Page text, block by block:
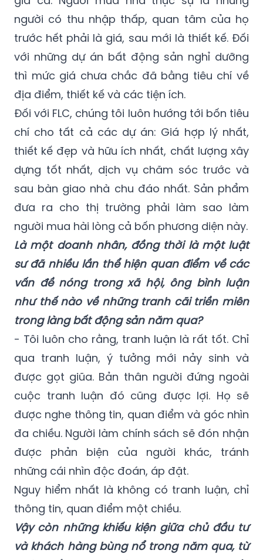
dụ như đối với dự án nhà ở thu nhập thấp.
Tiêu chí hàng đầu đối với dự án loại này là
giá cả. Người mua nhà thực sự là những
người có thu nhập thấp, quan tâm của họ
trước hết phải là giá, sau mới là thiết kế. Đối
với những dự án bất động sản nghỉ dưỡng
thì mức giá chưa chắc đã bằng tiêu chí về
địa điểm, thiết kế và các tiện ích.
Đối với FLC, chúng tôi luôn hướng tới bốn tiêu
chí cho tất cả các dự án: Giá hợp lý nhất,
thiết kế đẹp và hữu ích nhất, chất lượng xây
dựng tốt nhất, dịch vụ chăm sóc trước và
sau bàn giao nhà chu đáo nhất. Sản phẩm
đưa ra cho thị trường phải làm sao làm
người mua hài lòng cả bốn phương diện này.
Là một doanh nhân, đồng thời là một luật
sư đã nhiều lần thể hiện quan điểm về các
vấn đề nóng trong xã hội, ông bình luận
như thế nào về những tranh cãi triền miên
trong làng bất động sản năm qua?
- Tôi luôn cho rằng, tranh luận là rất tốt. Chỉ
qua tranh luận, ý tưởng mới nảy sinh và
được gọt giũa. Bản thân người đứng ngoài
cuộc tranh luận đó cũng được lợi. Họ sẽ
được nghe thông tin, quan điểm và góc nhìn
đa chiều. Người làm chính sách sẽ đón nhận
được phản biện của người khác, tránh
những cái nhìn độc đoán, áp đặt.
Nguy hiểm nhất là không có tranh luận, chỉ
thông tin, quan điểm một chiều.